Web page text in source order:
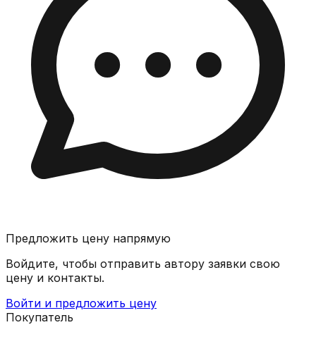
Предложить цену напрямую
Войдите, чтобы отправить автору заявки свою
цену и контакты.
Войти и предложить цену
Покупатель